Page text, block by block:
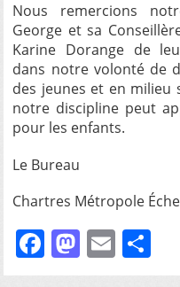
Nous remercions
George et sa
Karine Dorange de
dans notre volonté de
des jeunes et en milieu
notre discipline peut
pour les enfants.
Le Bureau
Chartres Métropole
FacebookMastodonEmail